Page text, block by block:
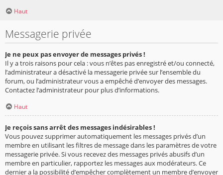
Haut
Messagerie privée
Je ne peux pas envoyer de messages privés !
Il y a trois raisons pour cela : vous n’êtes pas enregistré et/ou connecté,
l’administrateur a désactivé la messagerie privée sur l’ensemble du
forum, ou l’administrateur vous a empêché d’envoyer des messages.
Contactez l’administrateur pour plus d’informations.
Haut
Je reçois sans arrêt des messages indésirables !
Vous pouvez supprimer automatiquement les messages privés d’un
membre en utilisant les filtres de message dans les paramètres de votre
messagerie privée. Si vous recevez des messages privés abusifs d’un
membre en particulier, rapportez les messages aux modérateurs. Ce
dernier a la possibilité d’empêcher complètement un membre d’envoyer